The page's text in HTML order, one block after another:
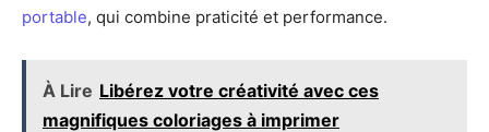
portable, qui combine praticité et performance.
À Lire Libérez votre créativité avec ces
magnifiques coloriages à imprimer